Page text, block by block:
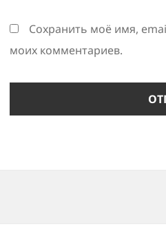
Сохранить моё имя,
моих комментариев.